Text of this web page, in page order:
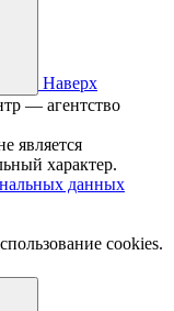
Наверх
— агентство
является
характер.
данных
cookies.